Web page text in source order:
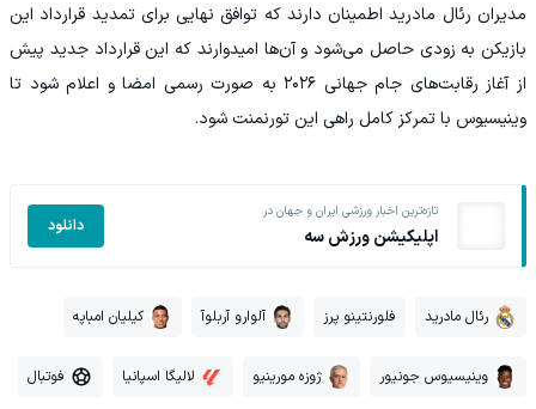
مدیران رئال مادرید اطمینان دارند که توافق نهایی برای تمدید قرارداد این
بازیکن به زودی حاصل می‌شود و آن‌ها امیدوارند که این قرارداد جدید پیش
از آغاز رقابت‌های جام جهانی ۲۰۲۶ به صورت رسمی امضا و اعلام شود تا
وینیسیوس با تمرکز کامل راهی این تورنمنت شود.
تازه‌ترین اخبار ورزشی ایران و جهان در
اپلیکیشن ورزش سه دانلود
رئال مادرید فلورنتینو پرز آلوارو آربلوآ کیلیان امباپه
وینیسیوس جونیور ژوزه مورینیو لالیگا اسپانیا فوتبال